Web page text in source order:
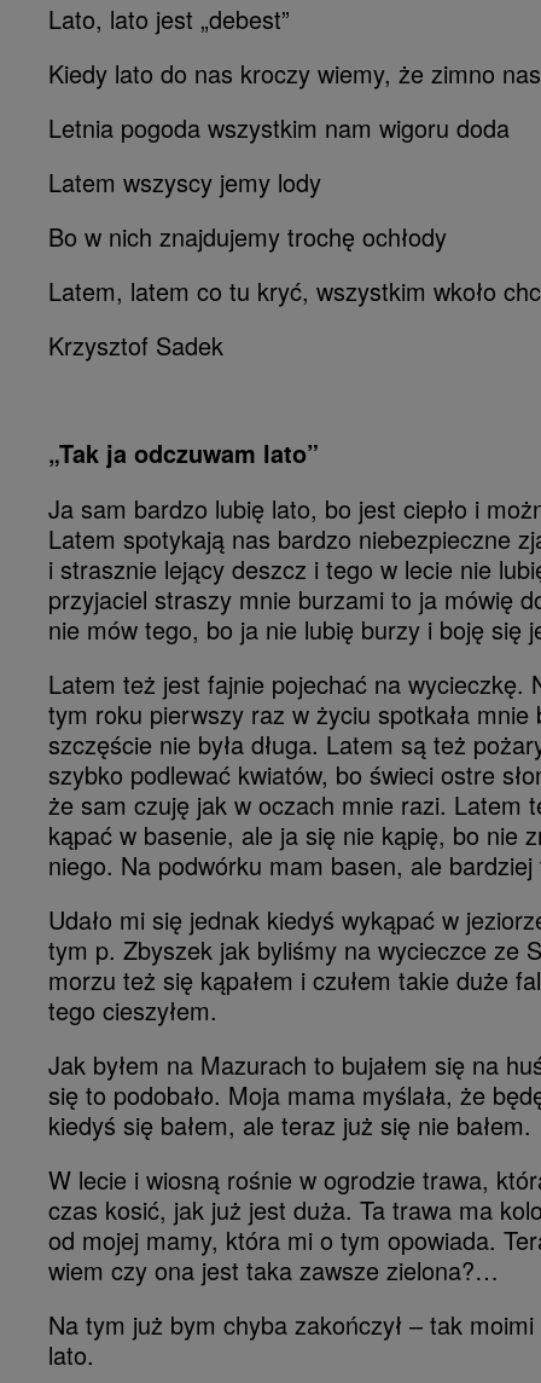
Lato, lato jest „debest”
Kiedy lato do nas kroczy wiemy, że zimno
Letnia pogoda wszystkim nam wigoru doda
Latem wszyscy jemy lody
Bo w nich znajdujemy trochę ochłody
Latem, latem co tu kryć, wszystkim wkoło
Krzysztof Sadek
„Tak ja odczuwam lato”
Ja sam bardzo lubię lato, bo jest ciepło i
Latem spotykają nas bardzo niebezpieczne
i strasznie lejący deszcz i tego w lecie nie
przyjaciel straszy mnie burzami to ja mówię
nie mów tego, bo ja nie lubię burzy i boję się
Latem też jest fajnie pojechać na wycieczkę.
tym roku pierwszy raz w życiu spotkała
szczęście nie była długa. Latem są też
szybko podlewać kwiatów, bo świeci ostre
że sam czuję jak w oczach mnie razi. Latem
kąpać w basenie, ale ja się nie kąpię, bo nie
niego. Na podwórku mam basen, ale
Udało mi się jednak kiedyś wykąpać w
tym p. Zbyszek jak byliśmy na wycieczce ze
morzu też się kąpałem i czułem takie duże
tego cieszyłem.
Jak byłem na Mazurach to bujałem się na
się to podobało. Moja mama myślała, że
kiedyś się bałem, ale teraz już się nie bałem.
W lecie i wiosną rośnie w ogrodzie trawa,
czas kosić, jak już jest duża. Ta trawa ma
od mojej mamy, która mi o tym opowiada.
wiem czy ona jest taka zawsze zielona?…
Na tym już bym chyba zakończył – tak moimi
lato.